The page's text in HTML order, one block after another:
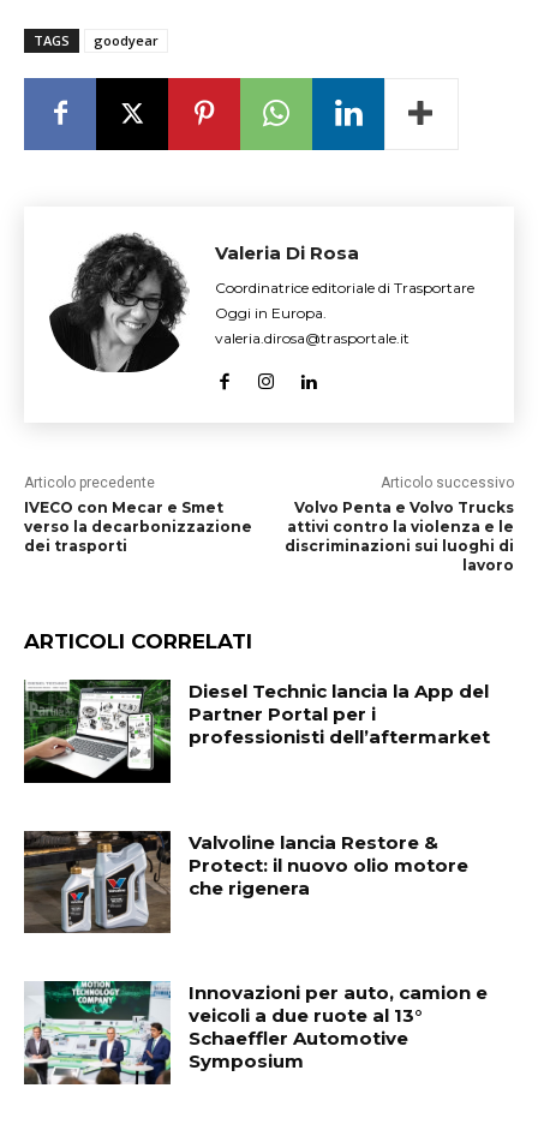
TAGS goodyear
Valeria Di Rosa
Coordinatrice editoriale di Trasportare
Oggi in Europa.
valeria.dirosa@trasportale.it
Articolo precedente
IVECO con Mecar e Smet
verso la decarbonizzazione
dei trasporti
Articolo successivo
Volvo Penta e Volvo Trucks
attivi contro la violenza e le
discriminazioni sui luoghi di
lavoro
ARTICOLI CORRELATI
Diesel Technic lancia la App del
Partner Portal per i
professionisti dell’aftermarket
Valvoline lancia Restore &
Protect: il nuovo olio motore
che rigenera
Innovazioni per auto, camion e
veicoli a due ruote al 13°
Schaeffler Automotive
Symposium